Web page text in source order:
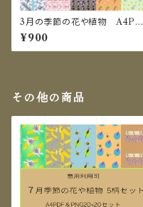
3月の季節の花や植物 A4PD
F＆20×20㎝PNG セット
¥900
その他の商品